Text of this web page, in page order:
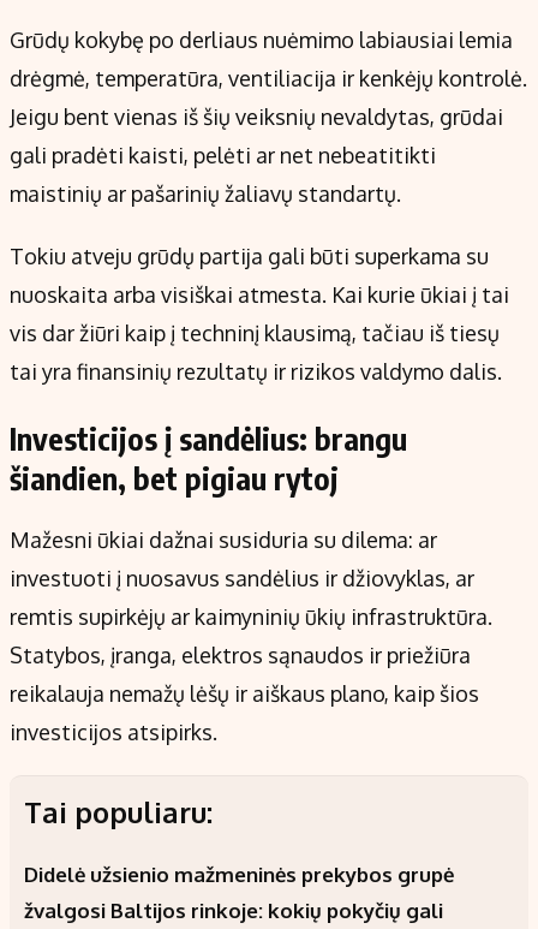
Grūdų kokybę po derliaus nuėmimo labiausiai lemia
drėgmė, temperatūra, ventiliacija ir kenkėjų kontrolė.
Jeigu bent vienas iš šių veiksnių nevaldytas, grūdai
gali pradėti kaisti, pelėti ar net nebeatitikti
maistinių ar pašarinių žaliavų standartų.
Tokiu atveju grūdų partija gali būti superkama su
nuoskaita arba visiškai atmesta. Kai kurie ūkiai į tai
vis dar žiūri kaip į techninį klausimą, tačiau iš tiesų
tai yra finansinių rezultatų ir rizikos valdymo dalis.
Investicijos į sandėlius: brangu
šiandien, bet pigiau rytoj
Mažesni ūkiai dažnai susiduria su dilema: ar
investuoti į nuosavus sandėlius ir džiovyklas, ar
remtis supirkėjų ar kaimyninių ūkių infrastruktūra.
Statybos, įranga, elektros sąnaudos ir priežiūra
reikalauja nemažų lėšų ir aiškaus plano, kaip šios
investicijos atsipirks.
Tai populiaru:
Didelė užsienio mažmeninės prekybos grupė
žvalgosi Baltijos rinkoje: kokių pokyčių gali